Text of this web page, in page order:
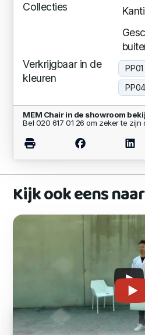
Collecties
Verkrijgbaar in de
kleuren
MEM Chair in de showroom
Bel 020 617 01 26 om zeker te
Kijk ook eens